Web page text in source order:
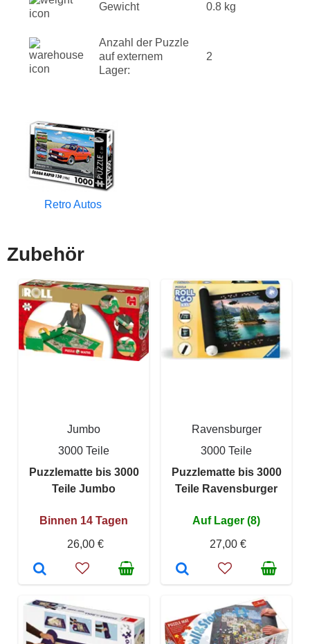
Gewicht 0.8 kg
Anzahl der Puzzle
auf externem
Lager:
2
Retro Autos
Zubehör
Jumbo
3000 Teile
Puzzlematte bis 3000
Teile Jumbo
Binnen 14 Tagen
26,00 €
Ravensburger
3000 Teile
Puzzlematte bis 3000
Teile Ravensburger
Auf Lager (8)
27,00 €